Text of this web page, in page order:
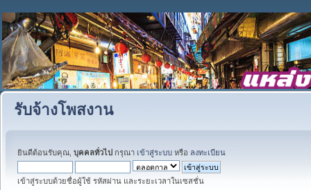
รับจ้างโพสงาน
ยินดีต้อนรับคุณ, บุคคลทั่วไป กรุณา เข้าสู่ระบบ หรือ ลงทะเบียน
เข้าสู่ระบบด้วยชื่อผู้ใช้ รหัสผ่าน และระยะเวลาในเซสชั่น